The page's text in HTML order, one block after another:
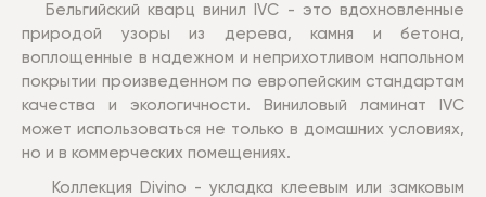
Бельгийский кварц винил IVC - это вдохновленные
природой узоры из дерева, камня и бетона,
воплощенные в надежном и неприхотливом напольном
покрытии произведенном по европейским стандартам
качества и экологичности. Виниловый ламинат IVC
может использоваться не только в домашних условиях,
но и в коммерческих помещениях.
Коллекция Divino - укладка клеевым или замковым